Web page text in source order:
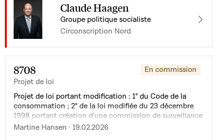
Claude Haagen
Groupe politique socialiste
Circonscription Nord
8708
Projet de loi
En commission
Projet de loi portant modification : 1° du Code de la
consommation ; 2° de la loi modifiée du 23 décembre
1998 portant création d'une commission de surveillance
du secteur financier ; et 3° de la loi modifiée du 2
Martine Hansen · 19.02.2026